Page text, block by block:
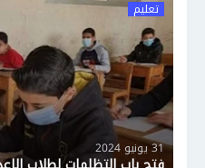
تعليم
31 يونيو 2024